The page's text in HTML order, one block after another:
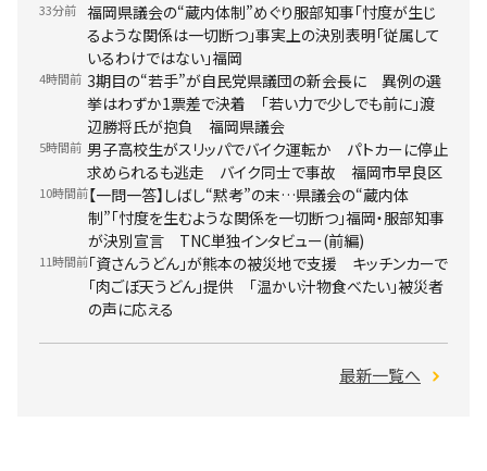
33分前
福岡県議会の“蔵内体制”めぐり服部知事「忖度が生じ
るような関係は一切断つ」事実上の決別表明「従属して
いるわけではない」福岡
4時間前 3期目の“若手”が自民党県議団の新会長に 異例の選
挙はわずか1票差で決着 「若い力で少しでも前に」渡
辺勝将氏が抱負 福岡県議会
5時間前 男子高校生がスリッパでバイク運転か パトカーに停止
求められるも逃走 バイク同士で事故 福岡市早良区
10時間前【一問一答】しばし“黙考”の末…県議会の“蔵内体
制”「忖度を生むような関係を一切断つ」福岡・服部知事
が決別宣言 TNC単独インタビュー(前編)
11時間前「資さんうどん」が熊本の被災地で支援 キッチンカーで
「肉ごぼ天うどん」提供 「温かい汁物食べたい」被災者
の声に応える
最新一覧へ